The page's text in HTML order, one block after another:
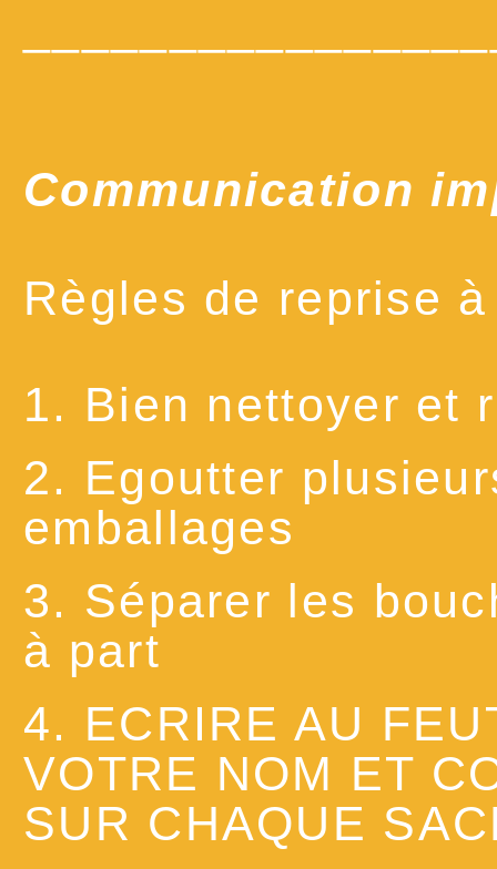
Communication
Règles de reprise
1. Bien nettoyer et
2. Egoutter
emballages
3. Séparer les
à part
4. ECRIRE AU
VOTRE NOM ET
SUR CHAQUE